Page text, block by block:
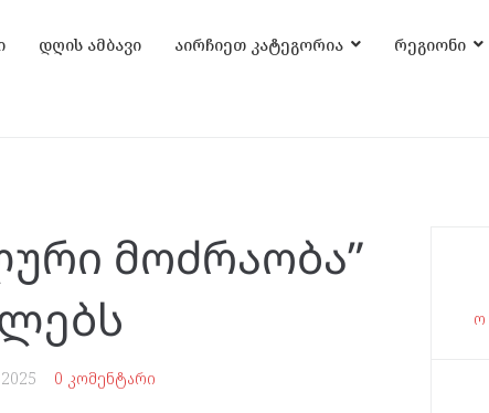
დღის ამბავი აირჩიეთ კატეგორია რეგიონი
მოძრაობა”
0 კომენტარი
ო